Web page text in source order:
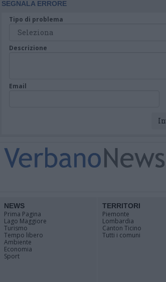
SEGNALA ERRORE
Tipo di problema
Descrizione
Email
NEWS
Prima Pagina
Lago Maggiore
Turismo
Tempo libero
Ambiente
Economia
Sport
TERRITORI
Piemonte
Lombardia
Canton Ticino
Tutti i comuni